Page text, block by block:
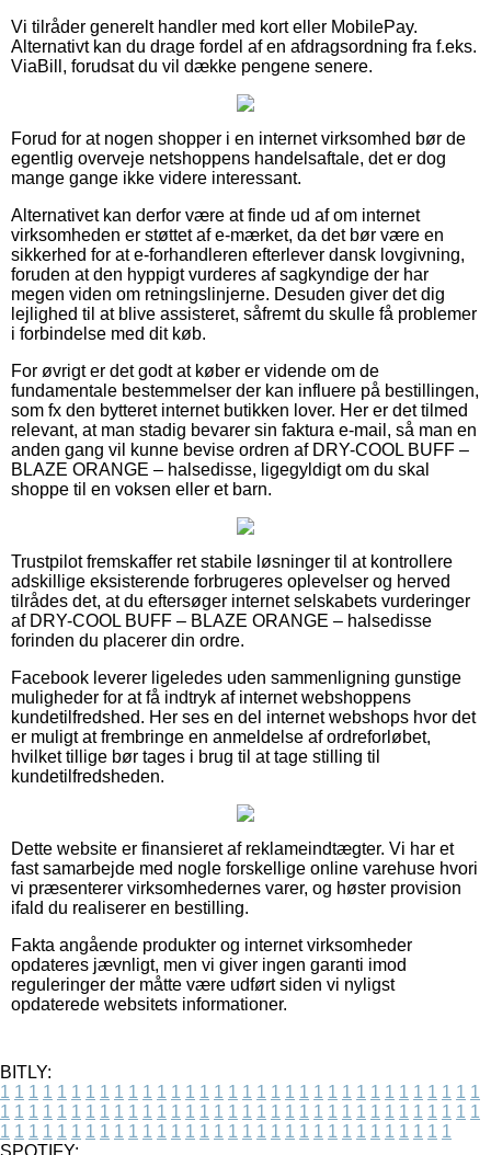
Vi tilråder generelt handler med kort eller MobilePay.
Alternativt kan du drage fordel af en afdragsordning fra f.eks.
ViaBill, forudsat du vil dække pengene senere.
Forud for at nogen shopper i en internet virksomhed bør de
egentlig overveje netshoppens handelsaftale, det er dog
mange gange ikke videre interessant.
Alternativet kan derfor være at finde ud af om internet
virksomheden er støttet af e-mærket, da det bør være en
sikkerhed for at e-forhandleren efterlever dansk lovgivning,
foruden at den hyppigt vurderes af sagkyndige der har
megen viden om retningslinjerne. Desuden giver det dig
lejlighed til at blive assisteret, såfremt du skulle få problemer
i forbindelse med dit køb.
For øvrigt er det godt at køber er vidende om de
fundamentale bestemmelser der kan influere på bestillingen,
som fx den bytteret internet butikken lover. Her er det tilmed
relevant, at man stadig bevarer sin faktura e-mail, så man en
anden gang vil kunne bevise ordren af DRY-COOL BUFF –
BLAZE ORANGE – halsedisse, ligegyldigt om du skal
shoppe til en voksen eller et barn.
Trustpilot fremskaffer ret stabile løsninger til at kontrollere
adskillige eksisterende forbrugeres oplevelser og herved
tilrådes det, at du eftersøger internet selskabets vurderinger
af DRY-COOL BUFF – BLAZE ORANGE – halsedisse
forinden du placerer din ordre.
Facebook leverer ligeledes uden sammenligning gunstige
muligheder for at få indtryk af internet webshoppens
kundetilfredshed. Her ses en del internet webshops hvor det
er muligt at frembringe en anmeldelse af ordreforløbet,
hvilket tillige bør tages i brug til at tage stilling til
kundetilfredsheden.
Dette website er finansieret af reklameindtægter. Vi har et
fast samarbejde med nogle forskellige online varehuse hvori
vi præsenterer virksomhedernes varer, og høster provision
ifald du realiserer en bestilling.
Fakta angående produkter og internet virksomheder
opdateres jævnligt, men vi giver ingen garanti imod
reguleringer der måtte være udført siden vi nyligst
opdaterede websitets informationer.
BITLY:
1 1 1 1 1 1 1 1 1 1 1 1 1 1 1 1 1 1 1 1 1 1 1 1 1 1 1 1 1 1 1 1 1 1
1 1 1 1 1 1 1 1 1 1 1 1 1 1 1 1 1 1 1 1 1 1 1 1 1 1 1 1 1 1 1 1 1 1
1 1 1 1 1 1 1 1 1 1 1 1 1 1 1 1 1 1 1 1 1 1 1 1 1 1 1 1 1 1 1 1
SPOTIFY: